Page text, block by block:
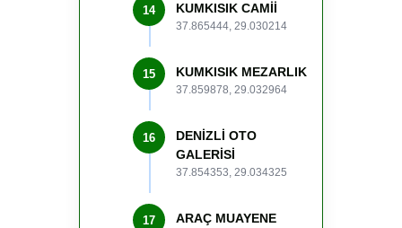
14 KUMKISIK CAMİİ
37.865444, 29.030214
15 KUMKISIK MEZARLIK
37.859878, 29.032964
16
DENİZLİ OTO
GALERİSİ
37.854353, 29.034325
17
ARAÇ MUAYENE